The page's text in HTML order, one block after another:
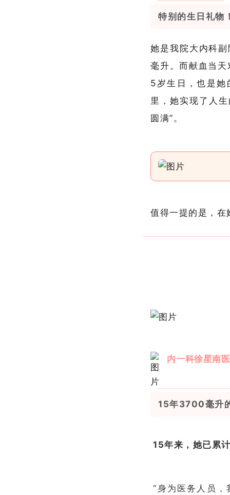
特别的生日礼物
她是我院大内科
毫升。而献血当
5岁生日，也是她
里，她实现了人
圆满”。
值得一提的是，
内一科徐星南
15年3700毫升
15年来，她已累
“身为医务人员